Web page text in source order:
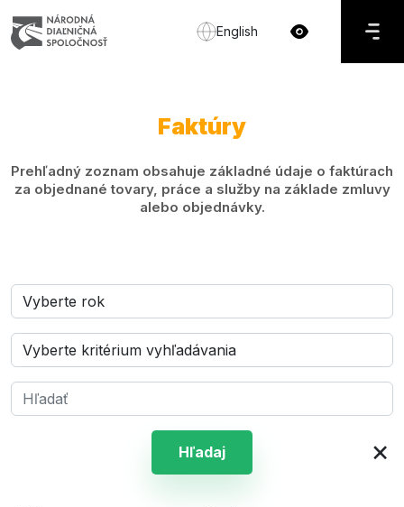
English
Faktúry
Prehľadný zoznam obsahuje základné údaje o faktúrach
za objednané tovary, práce a služby na základe zmluvy
alebo objednávky.
Hľadaj ×